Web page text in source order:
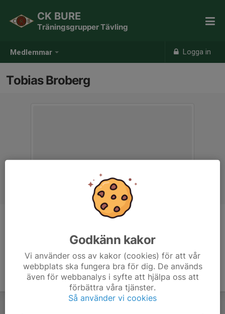
Medlemmar Logga in
CK BURE
Träningsgrupper Tävling
Tobias Broberg
Godkänn kakor
Vi använder oss av kakor (cookies) för att vår
webbplats ska fungera bra för dig. De används
även för webbanalys i syfte att hjälpa oss att
förbättra våra tjänster.
Så använder vi cookies